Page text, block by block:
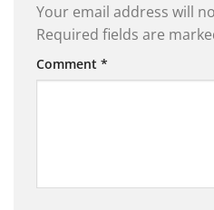
Your email address will
Required fields are
Comment *